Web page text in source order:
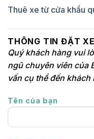
Thuê xe từ cửa khẩu
THÔNG TIN ĐẶT XE
Quý khách hàng vui
ngũ chuyên viên của
vấn cụ thể đến khách
Tên của bạn